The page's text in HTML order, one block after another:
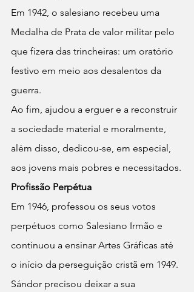
Em 1942, o salesiano recebeu uma
Medalha de Prata de valor militar pelo
que fizera das trincheiras: um oratório
festivo em meio aos desalentos da
guerra.
Ao fim, ajudou a erguer e a reconstruir
a sociedade material e moralmente,
além disso, dedicou-se, em especial,
aos jovens mais pobres e necessitados.
Profissão Perpétua
Em 1946, professou os seus votos
perpétuos como Salesiano Irmão e
continuou a ensinar Artes Gráficas até
o início da perseguição cristã em 1949.
Sándor precisou deixar a sua